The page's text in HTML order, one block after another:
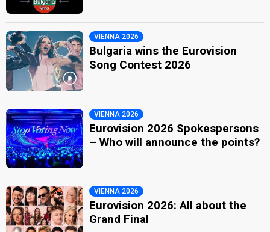
VIENNA 2026
Bulgaria wins the Eurovision
Song Contest 2026
VIENNA 2026
Eurovision 2026 Spokespersons
– Who will announce the points?
VIENNA 2026
Eurovision 2026: All about the
Grand Final